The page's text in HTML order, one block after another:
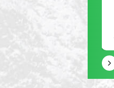
8615322801313